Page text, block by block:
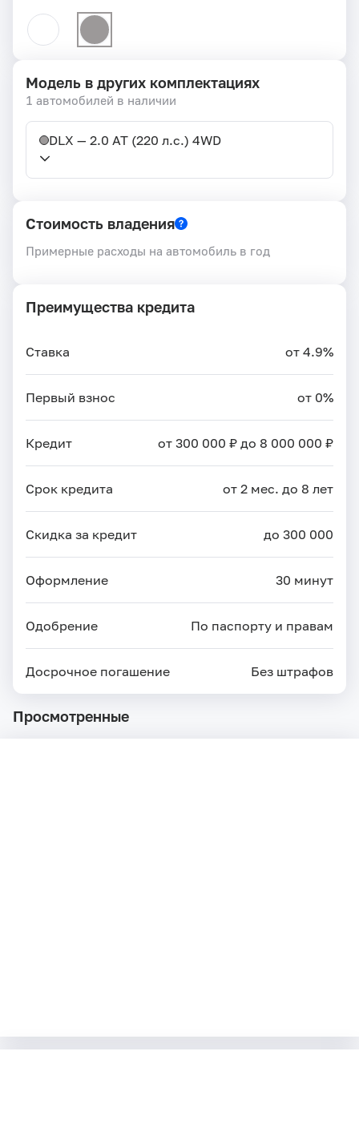
Модель в других комплектациях
1 автомобилей в наличии
DLX — 2.0 AT (220 л.с.) 4WD
Стоимость владения
Примерные расходы на автомобиль в год
Преимущества кредита
Ставка от 4.9%
Первый взнос от 0%
Кредит от 300 000 ₽ до 8 000 000 ₽
Срок кредита от 2 мес. до 8 лет
Скидка за кредит до 300 000
Оформление 30 минут
Одобрение По паспорту и правам
Досрочное погашение Без штрафов
Просмотренные